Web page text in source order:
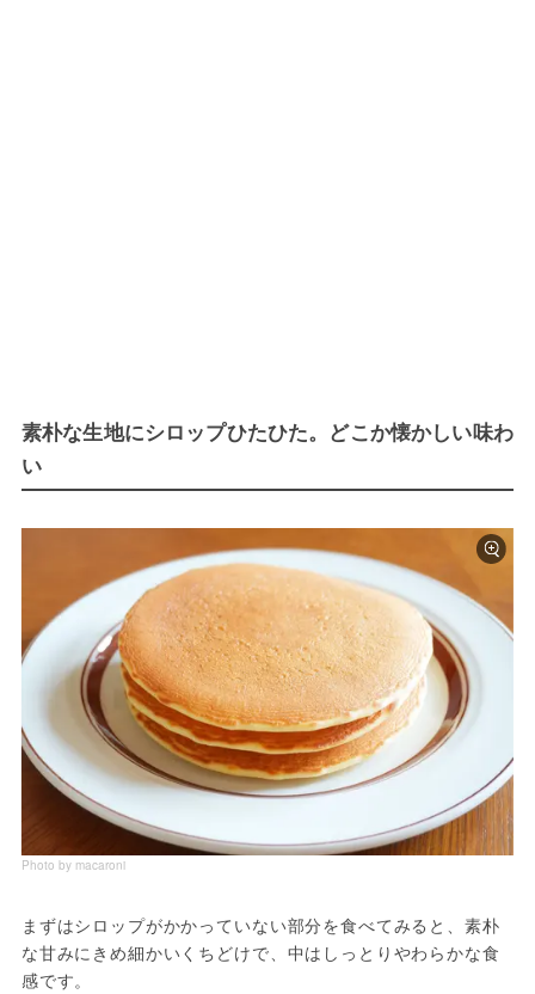
素朴な生地にシロップひたひた。どこか懐かしい味わ
い
Photo by macaroni
まずはシロップがかかっていない部分を食べてみると、素朴
な甘みにきめ細かいくちどけで、中はしっとりやわらかな食
感です。